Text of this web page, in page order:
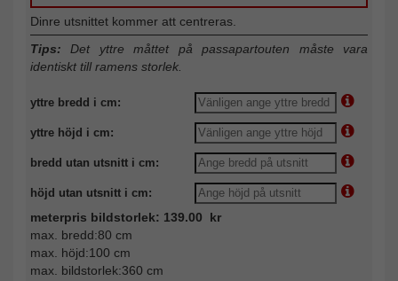
Dinre utsnittet kommer att centreras.
Tips: Det yttre måttet på passapartouten måste vara
identiskt till ramens storlek.
yttre bredd i cm:
yttre höjd i cm:
bredd utan utsnitt i cm:
höjd utan utsnitt i cm:
meterpris bildstorlek: 139.00 kr
max. bredd:80 cm
max. höjd:100 cm
max. bildstorlek:360 cm